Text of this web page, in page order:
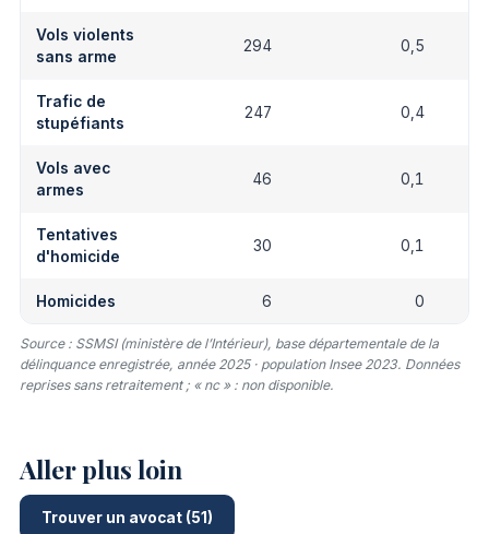
Vols violents
sans arme
294 0,5
Trafic de
stupéfiants
247 0,4
Vols avec
armes
46 0,1
Tentatives
d'homicide
30 0,1
Homicides 6 0
Source : SSMSI (ministère de l’Intérieur), base départementale de la
délinquance enregistrée, année 2025 · population Insee 2023. Données
reprises sans retraitement ; « nc » : non disponible.
Aller plus loin
Trouver un avocat (51)